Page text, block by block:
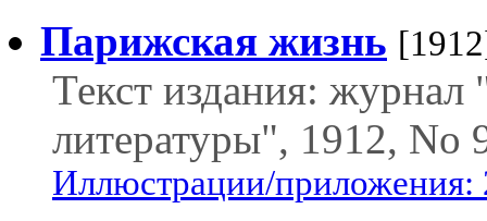
Парижская жизнь
Текст издания:
литературы", 1912, No
Иллюстрации/приложения: